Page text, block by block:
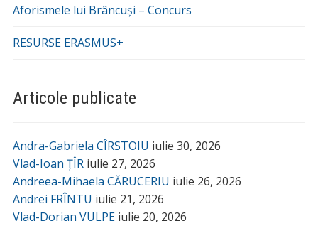
Aforismele lui Brâncuși – Concurs
RESURSE ERASMUS+
Articole publicate
Andra-Gabriela CÎRSTOIU iulie 30, 2026
Vlad-Ioan ȚÎR iulie 27, 2026
Andreea-Mihaela CĂRUCERIU iulie 26, 2026
Andrei FRÎNTU iulie 21, 2026
Vlad-Dorian VULPE iulie 20, 2026